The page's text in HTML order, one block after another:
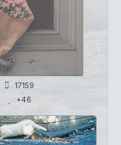
17159
+46